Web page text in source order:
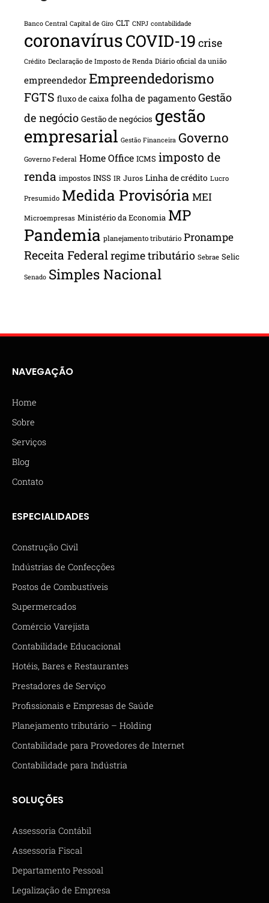
Banco Central Capital de Giro CLT CNPJ contabilidade
coronavírusCOVID-19 crise
Crédito Declaração de Imposto de Renda Diário oficial da união
empreendedor Empreendedorismo
FGTS fluxo de caixa folha de pagamento Gestão
de negócio Gestão de negócios gestão
empresarial Gestão Financeira Governo
Governo Federal Home Office ICMS imposto de
renda impostos INSS IR Juros Linha de crédito Lucro
Presumido Medida Provisória MEI
Microempresas Ministério da Economia MP
Pandemia planejamento tributário Pronampe
Receita Federalregime tributário Sebrae Selic
Senado Simples Nacional
NAVEGAÇÃO
Home
Sobre
Serviços
Blog
Contato
ESPECIALIDADES
Construção Civil
Indústrias de Confecções
Postos de Combustíveis
Supermercados
Comércio Varejista
Contabilidade Educacional
Hotéis, Bares e Restaurantes
Prestadores de Serviço
Profissionais e Empresas de Saúde
Planejamento tributário – Holding
Contabilidade para Provedores de Internet
Contabilidade para Indústria
SOLUÇÕES
Assessoria Contábil
Assessoria Fiscal
Departamento Pessoal
Legalização de Empresa